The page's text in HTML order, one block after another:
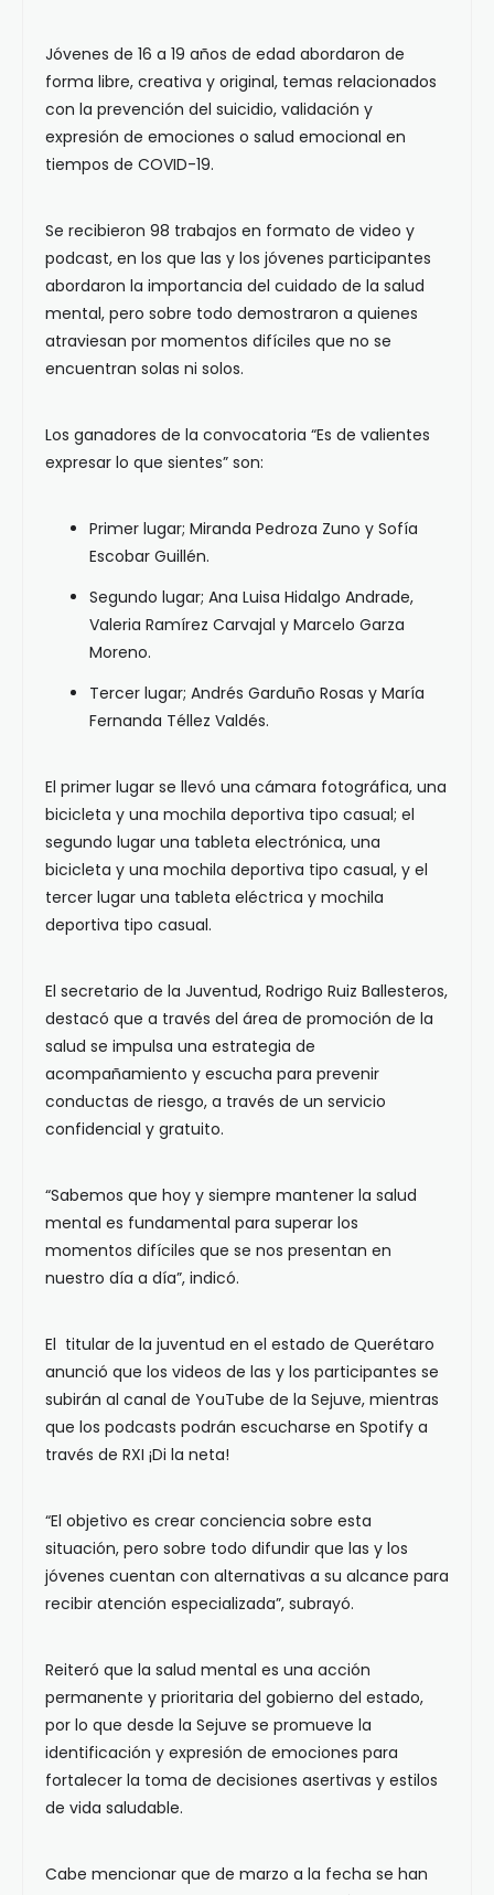
Jóvenes de 16 a 19 años de edad abordaron de
forma libre, creativa y original, temas relacionados
con la prevención del suicidio, validación y
expresión de emociones o salud emocional en
tiempos de COVID-19.
Se recibieron 98 trabajos en formato de video y
podcast, en los que las y los jóvenes participantes
abordaron la importancia del cuidado de la salud
mental, pero sobre todo demostraron a quienes
atraviesan por momentos difíciles que no se
encuentran solas ni solos.
Los ganadores de la convocatoria “Es de valientes
expresar lo que sientes” son:
Primer lugar; Miranda Pedroza Zuno y Sofía
Escobar Guillén.
Segundo lugar; Ana Luisa Hidalgo Andrade,
Valeria Ramírez Carvajal y Marcelo Garza
Moreno.
Tercer lugar; Andrés Garduño Rosas y María
Fernanda Téllez Valdés.
El primer lugar se llevó una cámara fotográfica, una
bicicleta y una mochila deportiva tipo casual; el
segundo lugar una tableta electrónica, una
bicicleta y una mochila deportiva tipo casual, y el
tercer lugar una tableta eléctrica y mochila
deportiva tipo casual.
El secretario de la Juventud, Rodrigo Ruiz Ballesteros,
destacó que a través del área de promoción de la
salud se impulsa una estrategia de
acompañamiento y escucha para prevenir
conductas de riesgo, a través de un servicio
confidencial y gratuito.
“Sabemos que hoy y siempre mantener la salud
mental es fundamental para superar los
momentos difíciles que se nos presentan en
nuestro día a día”, indicó.
El titular de la juventud en el estado de Querétaro
anunció que los videos de las y los participantes se
subirán al canal de YouTube de la Sejuve, mientras
que los podcasts podrán escucharse en Spotify a
través de RXI ¡Di la neta!
“El objetivo es crear conciencia sobre esta
situación, pero sobre todo difundir que las y los
jóvenes cuentan con alternativas a su alcance para
recibir atención especializada”, subrayó.
Reiteró que la salud mental es una acción
permanente y prioritaria del gobierno del estado,
por lo que desde la Sejuve se promueve la
identificación y expresión de emociones para
fortalecer la toma de decisiones asertivas y estilos
de vida saludable.
Cabe mencionar que de marzo a la fecha se han